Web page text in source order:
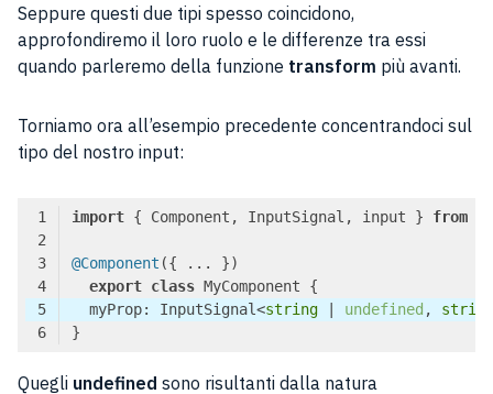
Seppure questi due tipi spesso coincidono,
approfondiremo il loro ruolo e le differenze tra essi
quando parleremo della funzione transform più avanti.
Torniamo ora all’esempio precedente concentrandoci sul
tipo del nostro input:
import { Component, InputSignal, input } from
@Component
export class
  myProp: InputSignal<
string | undefined , string
Quegli undefined sono risultanti dalla natura